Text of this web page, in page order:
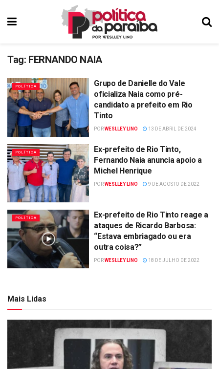
Tag: FERNANDO NAIA
POLÍTICA
Grupo de Danielle do Vale
oficializa Naia como pré-
candidato a prefeito em Rio
Tinto
PORWESLLEY LINO 13 DE ABRIL DE 2024
POLÍTICA
Ex-prefeito de Rio Tinto,
Fernando Naia anuncia apoio a
Michel Henrique
PORWESLLEY LINO 9 DE AGOSTO DE 2022
POLÍTICA
Ex-prefeito de Rio Tinto reage a
ataques de Ricardo Barbosa:
“Estava embriagado ou era
outra coisa?”
PORWESLLEY LINO 18 DE JULHO DE 2022
Mais Lidas